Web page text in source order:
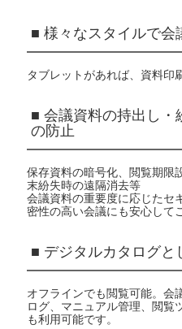
■ 様々なスタイルで会
タブレットがあれば、資料印
■ 会議資料の持出し・
の防止
保存資料の暗号化、閲覧期限
末紛失時の遠隔消去等
会議資料の重要度に応じたセ
密性の高い会議にも安心して
■ デジタルカタログと
オフラインでも閲覧可能。会
ログ、マニュアル管理、閲覧
も利用可能です。